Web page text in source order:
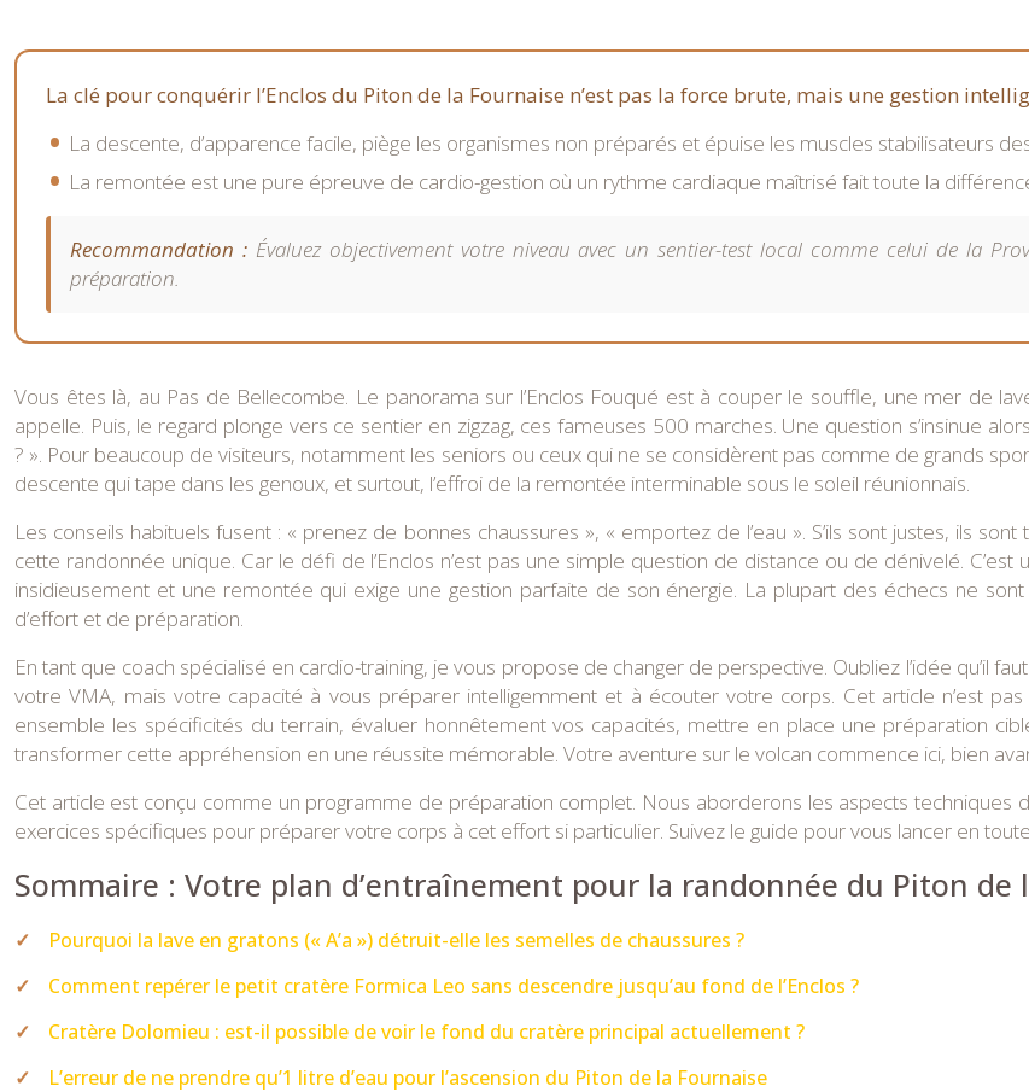
La clé pour conquérir l’Enclos du Piton de la Fournaise n’est pas la force brute, mais une gestion
La descente, d’apparence facile, piège les organismes non préparés et épuise les muscles stabilisateurs
La remontée est une pure épreuve de cardio-gestion où un rythme cardiaque maîtrisé fait toute la
Recommandation :Évaluez objectivement votre niveau avec un sentier-test local comme celui de la
préparation.
Vous êtes là, au Pas de Bellecombe. Le panorama sur l’Enclos Fouqué est à couper le souffle, une mer de
appelle. Puis, le regard plonge vers ce sentier en zigzag, ces fameuses 500 marches. Une question s’insinue
? ». Pour beaucoup de visiteurs, notamment les seniors ou ceux qui ne se considèrent pas comme de grands
descente qui tape dans les genoux, et surtout, l’effroi de la remontée interminable sous le soleil réunionnais.
Les conseils habituels fusent : « prenez de bonnes chaussures », « emportez de l’eau ». S’ils sont justes, ils
cette randonnée unique. Car le défi de l’Enclos n’est pas une simple question de distance ou de dénivelé.
insidieusement et une remontée qui exige une gestion parfaite de son énergie. La plupart des échecs ne
d’effort et de préparation.
En tant que coach spécialisé en cardio-training, je vous propose de changer de perspective. Oubliez l’idée qu’il
votre VMA, mais votre capacité à vous préparer intelligemment et à écouter votre corps. Cet article n’est
ensemble les spécificités du terrain, évaluer honnêtement vos capacités, mettre en place une préparation
transformer cette appréhension en une réussite mémorable. Votre aventure sur le volcan commence ici, bien
Cet article est conçu comme un programme de préparation complet. Nous aborderons les aspects techniques
exercices spécifiques pour préparer votre corps à cet effort si particulier. Suivez le guide pour vous lancer en
Sommaire : Votre plan d’entraînement pour la randonnée du Piton de
Pourquoi la lave en gratons (« A’a ») détruit-elle les semelles de chaussures ?
Comment repérer le petit cratère Formica Leo sans descendre jusqu’au fond de l’Enclos ?
Cratère Dolomieu : est-il possible de voir le fond du cratère principal actuellement ?
L’erreur de ne prendre qu’1 litre d’eau pour l’ascension du Piton de la Fournaise